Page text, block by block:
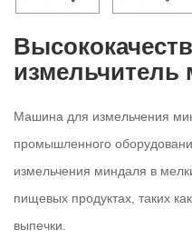
измельчитель
Машина для измельчения
промышленного
измельчения миндаля в
пищевых продуктах, таких
выпечки.